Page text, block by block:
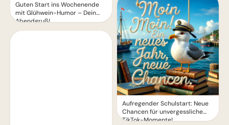
Guten Start ins Wochenende
mit Glühwein-Humor – Dein
Abendgruß!
Aufregender Schulstart: Neue
Chancen für unvergessliche
TikTok-Momente!